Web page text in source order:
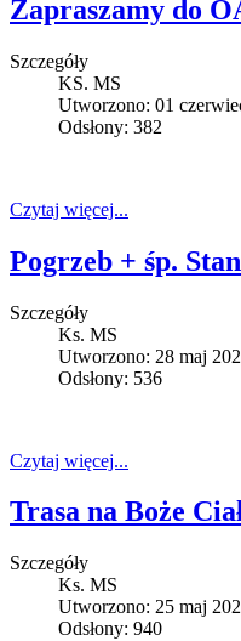
Zapraszamy do
Szczegóły
KS. MS
Utworzono: 01
Odsłony: 382
Czytaj więcej...
Pogrzeb + śp.
Szczegóły
Ks. MS
Utworzono: 28 maj
Odsłony: 536
Czytaj więcej...
Trasa na Boże
Szczegóły
Ks. MS
Utworzono: 25 maj
Odsłony: 940